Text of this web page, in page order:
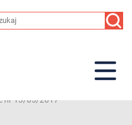
nr 13/05/2017